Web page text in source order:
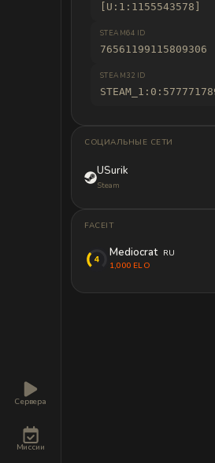
Сервера
Миссии
[U:1:1155543578]
STEAM64 ID
76561199115809306
STEAM32 ID
СОЦИАЛЬНЫЕ СЕТИ
USurik
Steam
FACEIT
Mediocrat RU
1,000 ELO